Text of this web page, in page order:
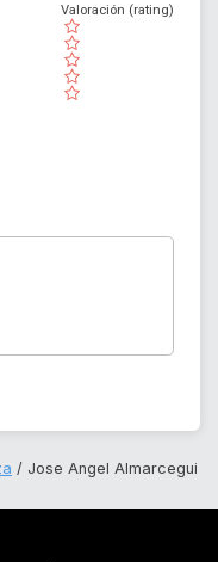
( )
( )
( )
( )
( )
Valoración (rating)
Jose Angel Almarcegui